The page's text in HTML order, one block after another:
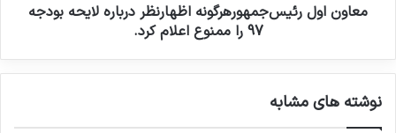
معاون اول رئیس‌جمهورهرگونه اظهارنظر درباره لایحه بودجه
97 را ممنوع اعلام کرد.
نوشته های مشابه